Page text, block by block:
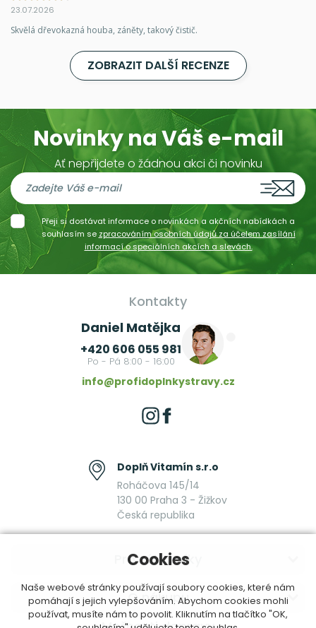
23.07.2026
Skvělá dřevokazná houba, záněty, takový čistič.
ZOBRAZIT DALŠÍ RECENZE
Novinky na Váš e-mail
Ať nepřijdete o žádnou akci či novinku
Přeji si dostávat informace o novinkách a akčních nabídkách a
souhlasím se zpracováním osobních údajů za účelem zasílání
informací o speciálních akcích a slevách.
Kontakty
Daniel Matějka
+420 606 055 981
Po - Pá 8:00 - 16:00
info@profidoplnkystravy.cz
Doplň Vitamín s.r.o
Roháčova 145/14
130 00 Praha 3 - Žižkov
Česká republika
Pro zákazníky
O nákupu
Cookies
Naše webové stránky používají soubory cookies, které nám
pomáhají s jejich vylepšováním. Abychom cookies mohli
používat, musíte nám to povolit. Kliknutím na tlačítko "OK,